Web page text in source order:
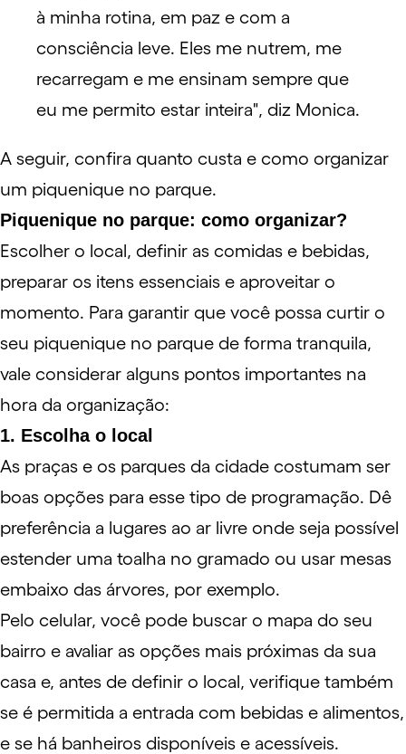
à minha rotina, em paz e com a
consciência leve. Eles me nutrem, me
recarregam e me ensinam sempre que
eu me permito estar inteira", diz Monica.
A seguir, confira quanto custa e como organizar
um piquenique no parque.
Piquenique no parque: como organizar?
Escolher o local, definir as comidas e bebidas,
preparar os itens essenciais e aproveitar o
momento. Para garantir que você possa curtir o
seu piquenique no parque de forma tranquila,
vale considerar alguns pontos importantes na
hora da organização:
1. Escolha o local
As praças e os parques da cidade costumam ser
boas opções para esse tipo de programação. Dê
preferência a lugares ao ar livre onde seja possível
estender uma toalha no gramado ou usar mesas
embaixo das árvores, por exemplo.
Pelo celular, você pode buscar o mapa do seu
bairro e avaliar as opções mais próximas da sua
casa e, antes de definir o local, verifique também
se é permitida a entrada com bebidas e alimentos,
e se há banheiros disponíveis e acessíveis.